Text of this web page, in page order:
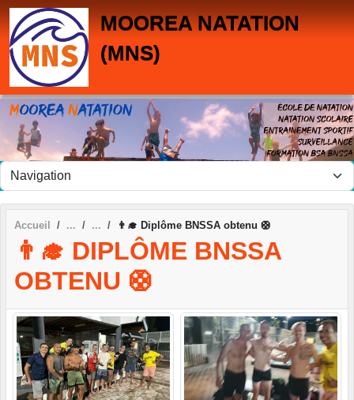
MOOREA NATATION
(MNS)
Accueil 👨‍🎓 Diplôme BNSSA obtenu 🛟
👨‍🎓 DIPLÔME BNSSA
OBTENU 🛟
Panneau de gestion des cookies